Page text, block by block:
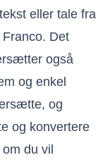
eller tale fra
Det
også
og enkel
og
og konvertere
du vil